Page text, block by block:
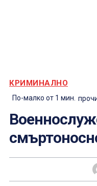
КРИМИНАЛНО
По-малко от 1 мин.